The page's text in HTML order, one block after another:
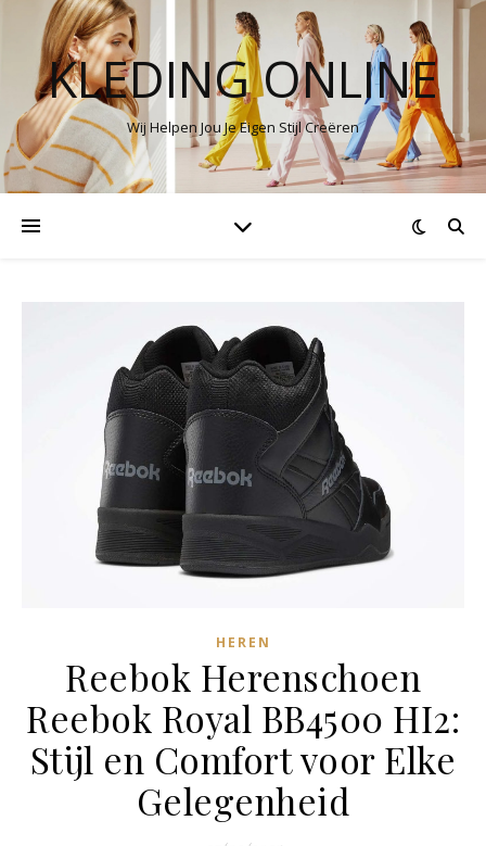
KLEDING ONLINE
Wij Helpen Jou Je Eigen Stijl Creëren
HEREN
Reebok Herenschoen
Reebok Royal BB4500 HI2:
Stijl en Comfort voor Elke
Gelegenheid